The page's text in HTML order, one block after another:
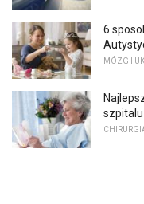
6
MÓZG I
szpitalu